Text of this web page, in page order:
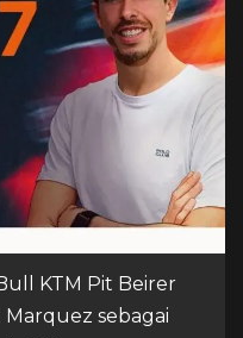
KTM Pit Beirer
sebagai